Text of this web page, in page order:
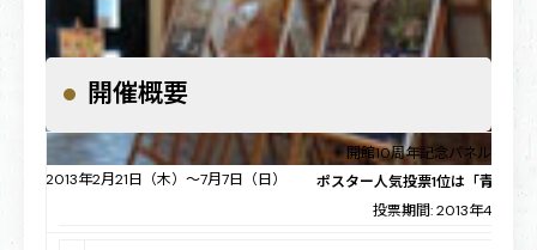
2013年2月21日（木）～7月7日（日）
開催概要
開館10周年記念パネル展「
ポスター人気投票1位は「青い煌
投票期間: 2013年4月27